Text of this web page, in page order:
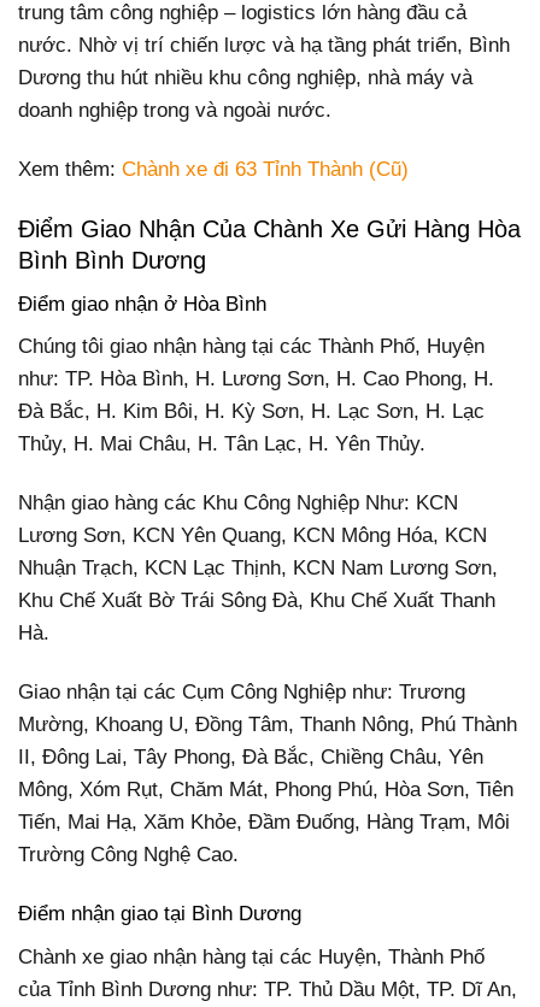
trung tâm công nghiệp – logistics lớn hàng đầu cả
nước. Nhờ vị trí chiến lược và hạ tầng phát triển, Bình
Dương thu hút nhiều khu công nghiệp, nhà máy và
doanh nghiệp trong và ngoài nước.
Xem thêm: Chành xe đi 63 Tỉnh Thành (Cũ)
Điểm Giao Nhận Của Chành Xe Gửi Hàng Hòa
Bình Bình Dương
Điểm giao nhận ở Hòa Bình
Chúng tôi giao nhận hàng tại các Thành Phố, Huyện
như: TP. Hòa Bình, H. Lương Sơn, H. Cao Phong, H.
Đà Bắc, H. Kim Bôi, H. Kỳ Sơn, H. Lạc Sơn, H. Lạc
Thủy, H. Mai Châu, H. Tân Lạc, H. Yên Thủy.
Nhận giao hàng các Khu Công Nghiệp Như: KCN
Lương Sơn, KCN Yên Quang, KCN Mông Hóa, KCN
Nhuận Trạch, KCN Lạc Thịnh, KCN Nam Lương Sơn,
Khu Chế Xuất Bờ Trái Sông Đà, Khu Chế Xuất Thanh
Hà.
Giao nhận tại các Cụm Công Nghiệp như: Trương
Mường, Khoang U, Đồng Tâm, Thanh Nông, Phú Thành
II, Đông Lai, Tây Phong, Đà Bắc, Chiềng Châu, Yên
Mông, Xóm Rụt, Chăm Mát, Phong Phú, Hòa Sơn, Tiên
Tiến, Mai Hạ, Xăm Khỏe, Đầm Đuống, Hàng Trạm, Môi
Trường Công Nghệ Cao.
Điểm nhận giao tại Bình Dương
Chành xe giao nhận hàng tại các Huyện, Thành Phố
của Tỉnh Bình Dương như: TP. Thủ Dầu Một, TP. Dĩ An,